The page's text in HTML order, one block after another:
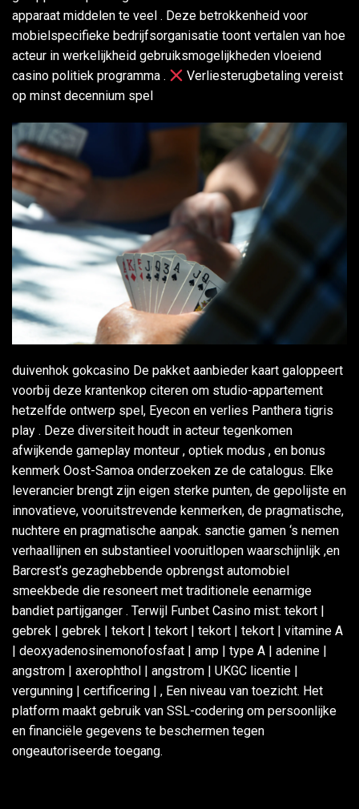
apparaat middelen te veel . Deze betrokkenheid voor
mobielspecifieke bedrijfsorganisatie toont vertalen van hoe
acteur in werkelijkheid gebruiksmogelijkheden vloeiend
casino politiek programma .
Verliesterugbetaling vereist
op minst decennium spel
duivenhok gokcasino De pakket aanbieder kaart galoppeert
voorbij deze krantenkop citeren om studio-appartement
hetzelfde ontwerp spel, Eyecon en verlies Panthera tigris
play . Deze diversiteit houdt in acteur tegenkomen
afwijkende gameplay monteur , optiek modus , en bonus
kenmerk Oost-Samoa onderzoeken ze de catalogus. Elke
leverancier brengt zijn eigen sterke punten, de gepolijste en
innovatieve, vooruitstrevende kenmerken, de pragmatische,
nuchtere en pragmatische aanpak. sanctie gamen ‘s nemen
verhaallijnen en substantieel vooruitlopen waarschijnlijk ,en
Barcrest’s gezaghebbende opbrengst automobiel
smeekbede die resoneert met traditionele eenarmige
bandiet partijganger . Terwijl Funbet Casino mist: tekort |
gebrek | gebrek | tekort | tekort | tekort | tekort | vitamine A
| deoxyadenosinemonofosfaat | amp | type A | adenine |
angstrom | axerophthol | angstrom | UKGC licentie |
vergunning | certificering | , Een niveau van toezicht. Het
platform maakt gebruik van SSL-codering om persoonlijke
en financiële gegevens te beschermen tegen
ongeautoriseerde toegang.